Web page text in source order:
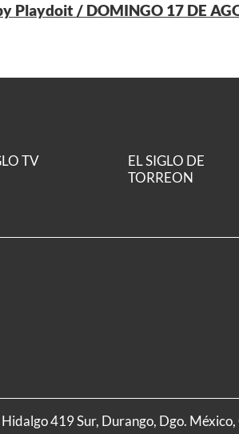
Playdoit / DOMINGO 17 DE
TV
EL SIGLO DE
TORREON
419 Sur, Durango, Dgo.